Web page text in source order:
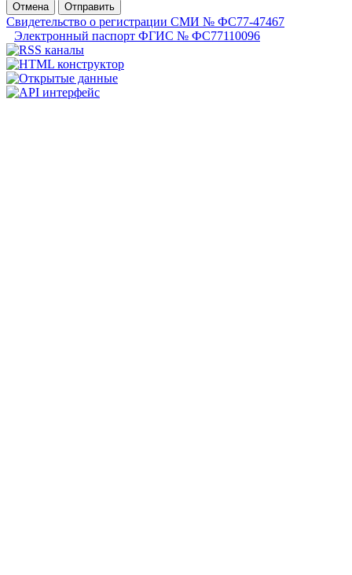
Отмена
Отправить
Свидетельство о регистрации СМИ № ФС77-47467
Электронный паспорт ФГИС № ФС77110096